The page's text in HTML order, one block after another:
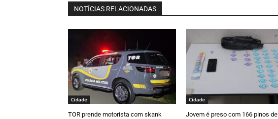
NOTÍCIAS RELACIONADAS
Cidade
TOR prende motorista com skank
Cidade
Jovem é preso com 166 pinos de